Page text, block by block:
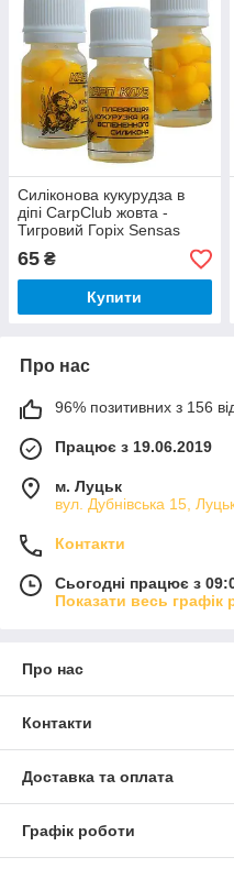
Силіконова кукурудза в
діпі CarpClub жовта -
Тигровий Горіх Sensas
65 ₴
Купити
Про нас
96% позитивних з 156
Працює з 19.06.2019
м. Луцьк
вул. Дубнівська 15,
Контакти
Сьогодні працює з
Показати весь графік
Про нас
Контакти
Доставка та оплата
Графік роботи